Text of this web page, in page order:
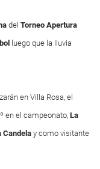
del Torneo Apertura
luego que la lluvia
en Villa Rosa, el
en el campeonato, La
Candela y como visitante